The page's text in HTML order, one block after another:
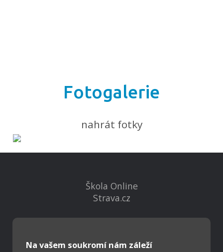
Fotogalerie
nahrát fotky
Na vašem soukromí nám záleží
Škola Online
Strava.cz
Projekty